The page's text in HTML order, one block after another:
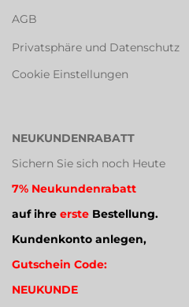
AGB
Privatsphäre und Datenschutz
Cookie Einstellungen
NEUKUNDENRABATT
Sichern Sie sich noch Heute
7% Neukundenrabatt
auf ihre erste Bestellung.
Kundenkonto anlegen,
Gutschein Code:
NEUKUNDE